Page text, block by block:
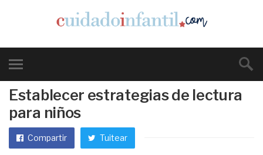
Establecer estrategias de lectura
para niños
Compartir Tuitear